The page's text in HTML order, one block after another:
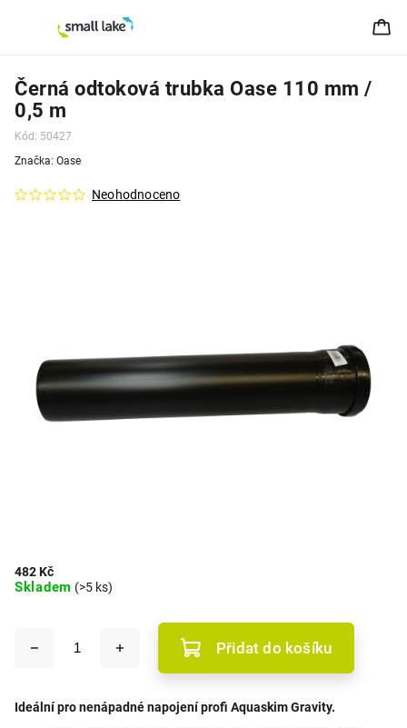
Černá odtoková trubka Oase 110 mm /
0,5 m
Kód: 50427
Neohodnoceno
Značka: Oase
482 Kč
Skladem (>5 ks)
Přidat do košíku
Ideální pro nenápadné napojení profi Aquaskim Gravity.